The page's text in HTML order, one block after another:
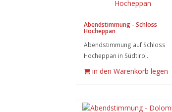
Abendstimmung - Schloss
Hocheppan
Abendstimmung auf Schloss
Hocheppan in Südtirol.
in den Warenkorb legen